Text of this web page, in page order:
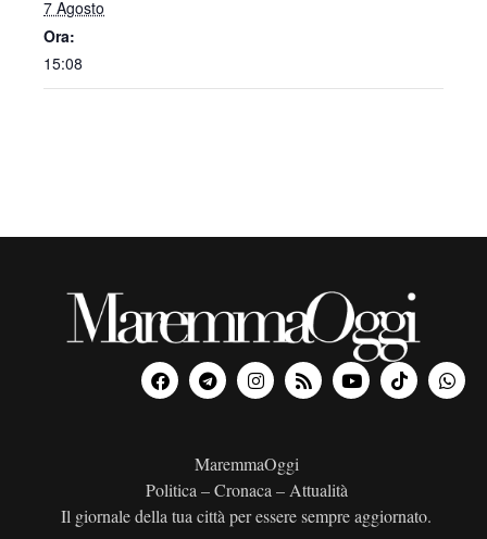
7 Agosto
Ora:
15:08
MaremmaOggi
Politica – Cronaca – Attualità
Il giornale della tua città per essere sempre aggiornato.